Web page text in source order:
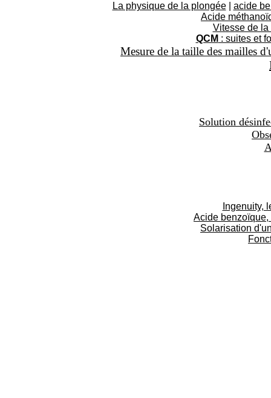
La physique de la plongée| acide
Acide
Vitesse de
QCM : suites et
Mesure de la taille des mailles
Solution
Ingenuity,
Acide
Solarisation